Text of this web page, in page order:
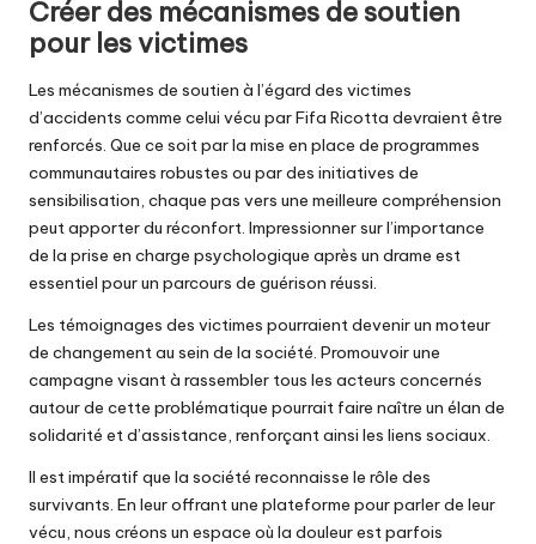
Créer des mécanismes de soutien
pour les victimes
Les mécanismes de soutien à l’égard des victimes
d’accidents comme celui vécu par Fifa Ricotta devraient être
renforcés. Que ce soit par la mise en place de programmes
communautaires robustes ou par des initiatives de
sensibilisation, chaque pas vers une meilleure compréhension
peut apporter du réconfort. Impressionner sur l’importance
de la prise en charge psychologique après un drame est
essentiel pour un parcours de guérison réussi.
Les témoignages des victimes pourraient devenir un moteur
de changement au sein de la société. Promouvoir une
campagne visant à rassembler tous les acteurs concernés
autour de cette problématique pourrait faire naître un élan de
solidarité et d’assistance, renforçant ainsi les liens sociaux.
Il est impératif que la société reconnaisse le rôle des
survivants. En leur offrant une plateforme pour parler de leur
vécu, nous créons un espace où la douleur est parfois